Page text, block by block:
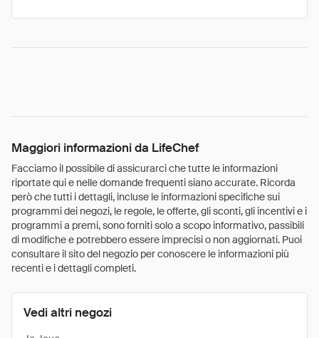
Maggiori informazioni da LifeChef
Facciamo il possibile di assicurarci che tutte le informazioni
riportate qui e nelle domande frequenti siano accurate. Ricorda
però che tutti i dettagli, incluse le informazioni specifiche sui
programmi dei negozi, le regole, le offerte, gli sconti, gli incentivi e i
programmi a premi, sono forniti solo a scopo informativo, passibili
di modifiche e potrebbero essere imprecisi o non aggiornati. Puoi
consultare il sito del negozio per conoscere le informazioni più
recenti e i dettagli completi.
Vedi altri negozi